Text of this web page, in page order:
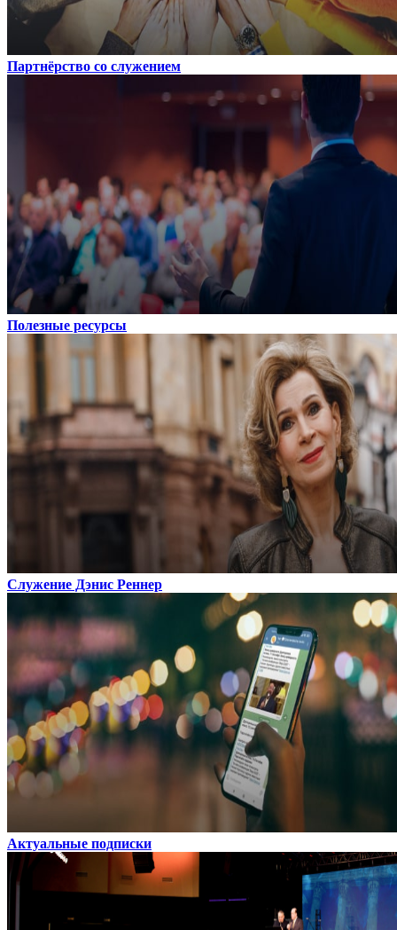
Партнёрство со служением
Полезные ресурсы
Служение Дэнис Реннер
Актуальные подписки